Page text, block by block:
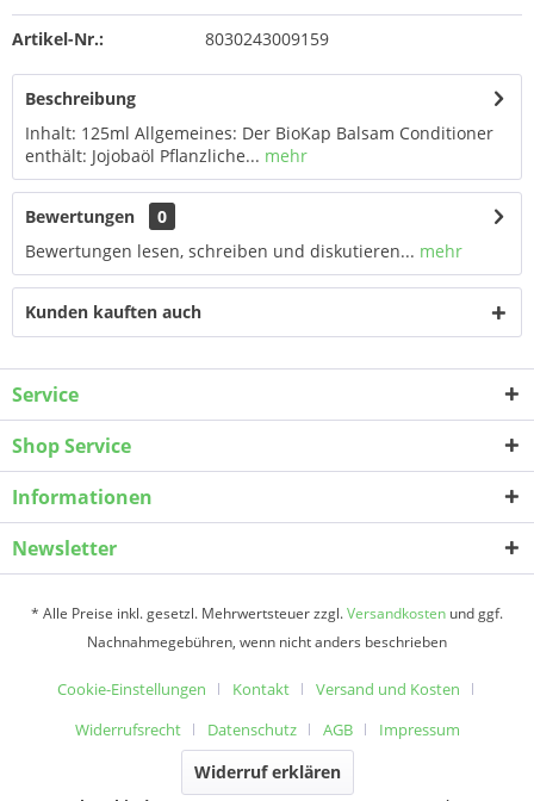
Artikel-Nr.: 8030243009159
Beschreibung
Inhalt: 125ml Allgemeines: Der BioKap Balsam Conditioner
enthält: Jojobaöl Pflanzliche... mehr
Bewertungen
0
Bewertungen lesen, schreiben und diskutieren... mehr
Kunden kauften auch
Service
Shop Service
Informationen
Newsletter
* Alle Preise inkl. gesetzl. Mehrwertsteuer zzgl.Versandkosten und ggf.
Nachnahmegebühren, wenn nicht anders beschrieben
Cookie-Einstellungen Kontakt
Versand und Kosten
Widerrufsrecht
Datenschutz AGB Impressum
Widerruf erklären